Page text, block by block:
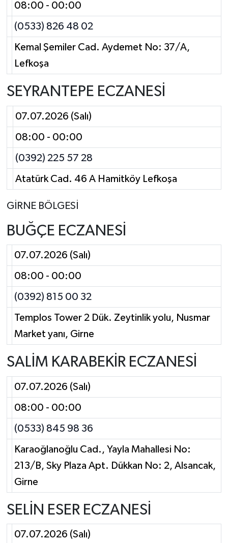
08:00 - 00:00
(0533) 826 48 02
Kemal Şemiler Cad. Aydemet No: 37/A,
Lefkoşa
SEYRANTEPE ECZANESİ
07.07.2026 (Salı)
08:00 - 00:00
(0392) 225 57 28
Atatürk Cad. 46 A Hamitköy Lefkoşa
GİRNE BÖLGESİ
BUĞÇE ECZANESİ
07.07.2026 (Salı)
08:00 - 00:00
(0392) 815 00 32
Templos Tower 2 Dük. Zeytinlik yolu, Nusmar
Market yanı, Girne
SALİM KARABEKİR ECZANESİ
07.07.2026 (Salı)
08:00 - 00:00
(0533) 845 98 36
Karaoğlanoğlu Cad., Yayla Mahallesi No:
213/B, Sky Plaza Apt. Dükkan No: 2, Alsancak,
Girne
SELİN ESER ECZANESİ
07.07.2026 (Salı)